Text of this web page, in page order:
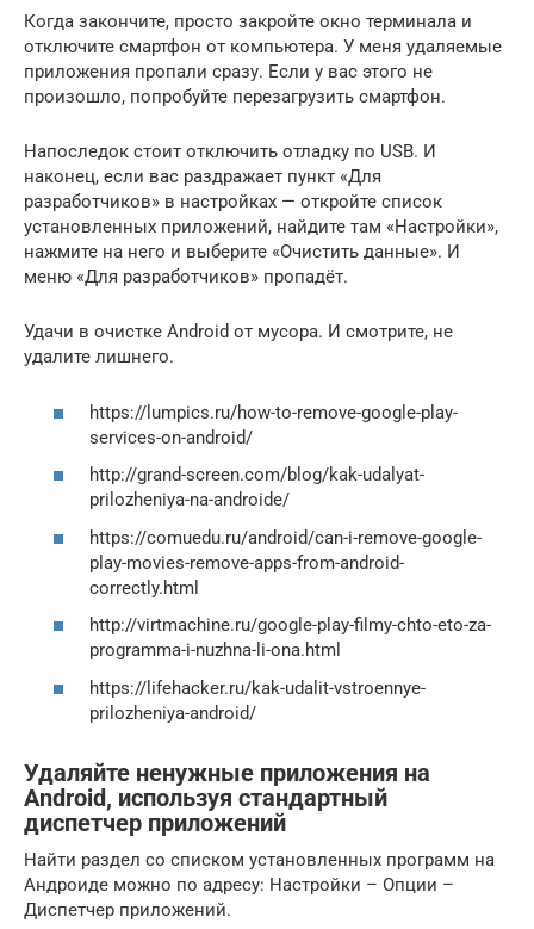
Когда закончите, просто закройте окно терминала и
отключите смартфон от компьютера. У меня удаляемые
приложения пропали сразу. Если у вас этого не
произошло, попробуйте перезагрузить смартфон.
Напоследок стоит отключить отладку по USB. И
наконец, если вас раздражает пункт «Для
разработчиков» в настройках — откройте список
установленных приложений, найдите там «Настройки»,
нажмите на него и выберите «Очистить данные». И
меню «Для разработчиков» пропадёт.
Удачи в очистке Android от мусора. И смотрите, не
удалите лишнего.
https://lumpics.ru/how-to-remove-google-play-
services-on-android/
http://grand-screen.com/blog/kak-udalyat-
prilozheniya-na-androide/
https://comuedu.ru/android/can-i-remove-google-
play-movies-remove-apps-from-android-
correctly.html
http://virtmachine.ru/google-play-filmy-chto-eto-za-
programma-i-nuzhna-li-ona.html
https://lifehacker.ru/kak-udalit-vstroennye-
prilozheniya-android/
Удаляйте ненужные приложения на
Android, используя стандартный
диспетчер приложений
Найти раздел со списком установленных программ на
Андроиде можно по адресу: Настройки – Опции –
Диспетчер приложений.